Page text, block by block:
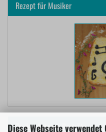
Diese Webseite
Rezept für Musiker
Zu den Autoren Porträts